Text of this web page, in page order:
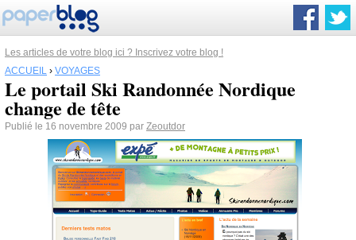
Les articles de votre blog ici ? Inscrivez votre blog !
ACCUEIL › VOYAGES
Le portail Ski Randonnée Nordique
change de tête
Publié le 16 novembre 2009 par Zeoutdor